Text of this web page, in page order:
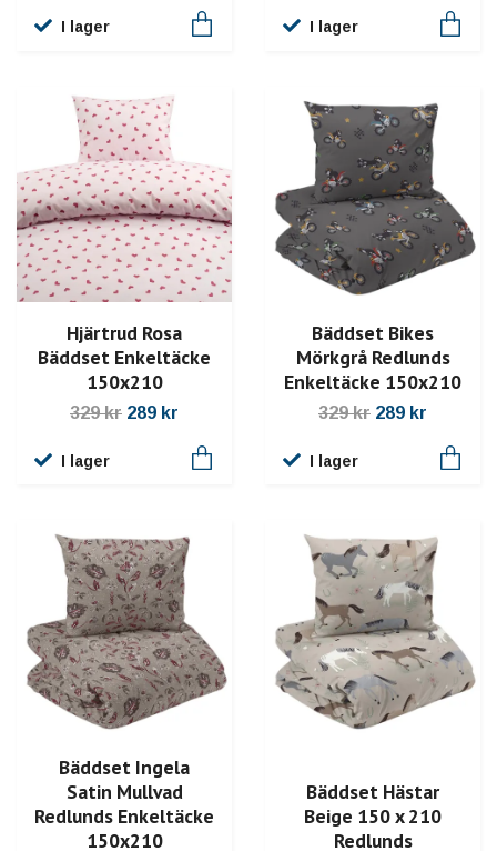
I lager I lager
Hjärtrud Rosa
Bäddset Enkeltäcke
150x210
329 kr 289 kr
I lager
Bäddset Bikes
Mörkgrå Redlunds
Enkeltäcke 150x210
329 kr 289 kr
I lager
Bäddset Ingela
Satin Mullvad
Redlunds Enkeltäcke
150x210
Bäddset Hästar
Beige 150 x 210
Redlunds